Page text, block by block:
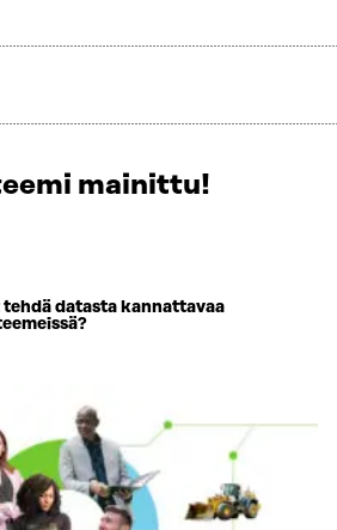
mainittu!
datasta kannattavaa